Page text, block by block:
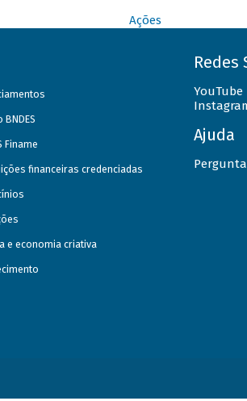
Ações
BNDES
Finame
financeiras credenciadas
e economia criativa
Redes
YouTube
Ajuda